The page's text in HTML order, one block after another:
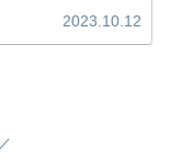
2023.10.12